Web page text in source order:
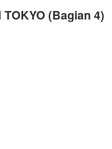
TOKYO (Bagian 4)